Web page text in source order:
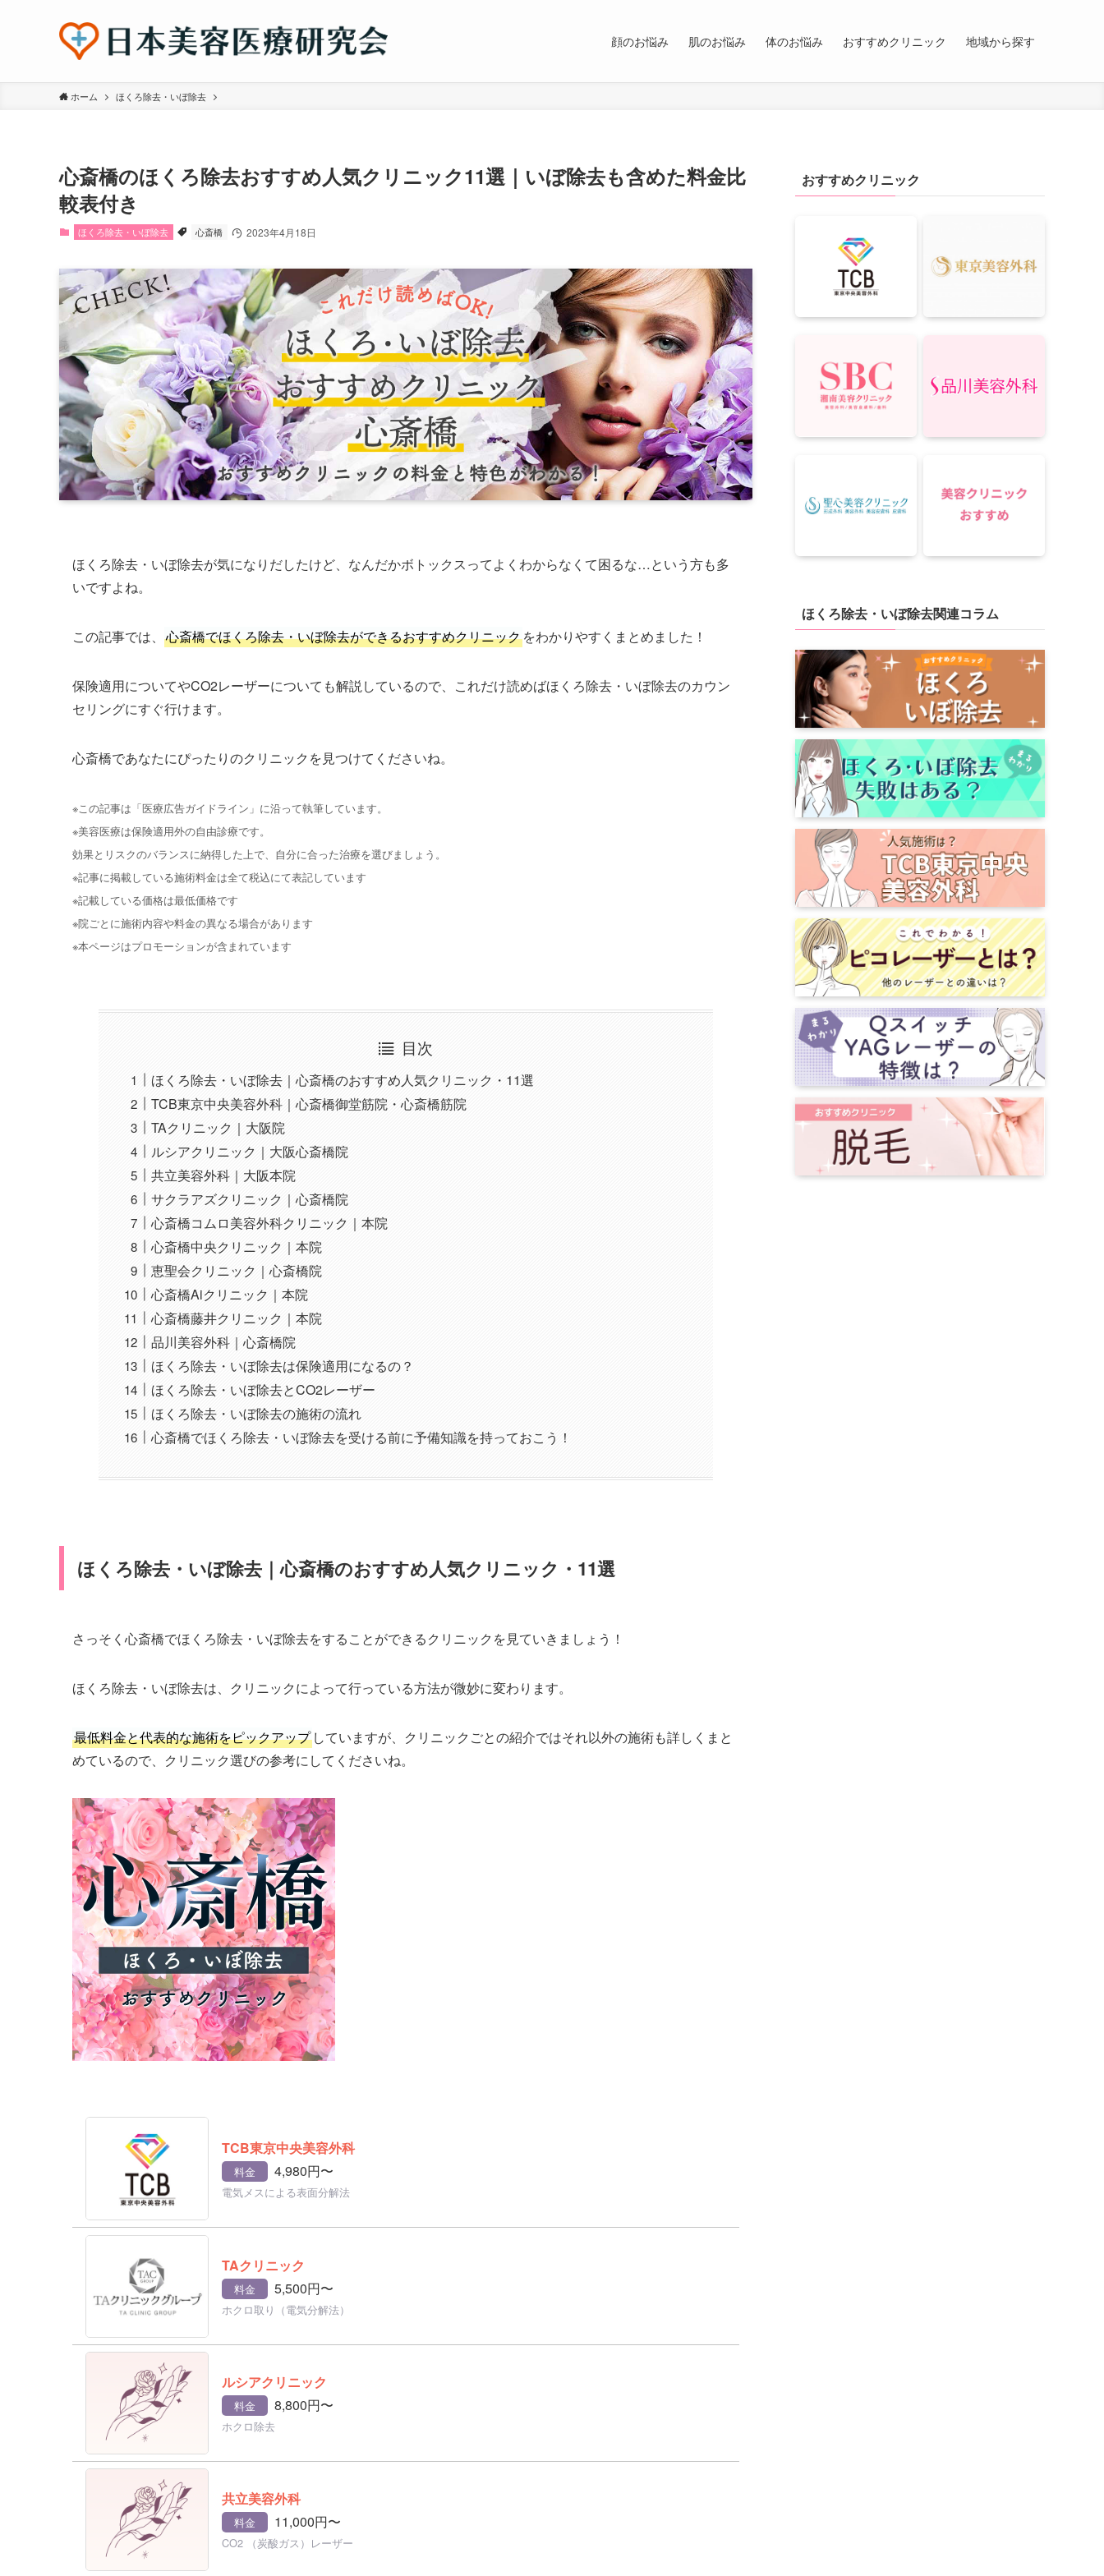
顔のお悩み 肌のお悩み 体のお悩み おすすめクリニック 地域から探す
ホーム ほくろ除去・いぼ除去
心斎橋のほくろ除去おすすめ人気クリニック11選｜いぼ除去も含めた料金比
較表付き
ほくろ除去・いぼ除去 心斎橋 2023年4月18日
ほくろ除去・いぼ除去が気になりだしたけど、なんだかボトックスってよくわからなくて困るな…という方も多
いですよね。
この記事では、 心斎橋でほくろ除去・いぼ除去ができるおすすめクリニックをわかりやすくまとめました！
保険適用についてやCO2レーザーについても解説しているので、これだけ読めばほくろ除去・いぼ除去のカウン
セリングにすぐ行けます。
心斎橋であなたにぴったりのクリニックを見つけてくださいね。
※この記事は「医療広告ガイドライン」に沿って執筆しています。
※美容医療は保険適用外の自由診療です。
効果とリスクのバランスに納得した上で、自分に合った治療を選びましょう。
※記事に掲載している施術料金は全て税込にて表記しています
※記載している価格は最低価格です
※院ごとに施術内容や料金の異なる場合があります
※本ページはプロモーションが含まれています
目次
ほくろ除去・いぼ除去｜心斎橋のおすすめ人気クリニック・11選
TCB東京中央美容外科｜心斎橋御堂筋院・心斎橋筋院
TAクリニック｜大阪院
ルシアクリニック｜大阪心斎橋院
共立美容外科｜大阪本院
サクラアズクリニック｜心斎橋院
心斎橋コムロ美容外科クリニック｜本院
心斎橋中央クリニック｜本院
恵聖会クリニック｜心斎橋院
心斎橋Aiクリニック｜本院
心斎橋藤井クリニック｜本院
品川美容外科｜心斎橋院
ほくろ除去・いぼ除去は保険適用になるの？
ほくろ除去・いぼ除去とCO2レーザー
ほくろ除去・いぼ除去の施術の流れ
心斎橋でほくろ除去・いぼ除去を受ける前に予備知識を持っておこう！
ほくろ除去・いぼ除去｜心斎橋のおすすめ人気クリニック・11選
さっそく心斎橋でほくろ除去・いぼ除去をすることができるクリニックを見ていきましょう！
ほくろ除去・いぼ除去は、クリニックによって行っている方法が微妙に変わります。
最低料金と代表的な施術をピックアップ していますが、クリニックごとの紹介ではそれ以外の施術も詳しくまと
めているので、クリニック選びの参考にしてくださいね。
TCB東京中央美容外科
料金 4,980円〜
電気メスによる表面分解法
TAクリニック
料金 5,500円〜
ホクロ取り（電気分解法）
ルシアクリニック
料金 8,800円〜
ホクロ除去
共立美容外科
料金 11,000円〜
CO2 （炭酸ガス）レーザー
おすすめクリニック
ほくろ除去・いぼ除去関連コラム